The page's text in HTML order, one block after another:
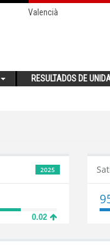
Valencià
RESULTADOS DE
2025
0.02